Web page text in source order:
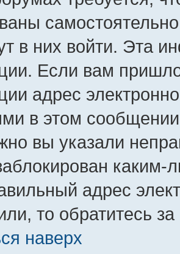
в них войти. Эта
Если вам
адрес
в этом
вы указали
адрес
то обратитесь
наверх